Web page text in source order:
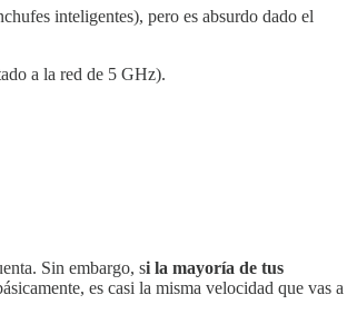
inteligentes), pero es absurdo dado el
a la red de 5 GHz).
Sin embargo, si la mayoría de tus
es casi la misma velocidad que vas a